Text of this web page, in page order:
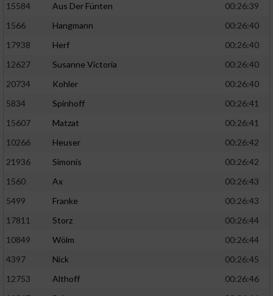
15584
Aus Der Fünten
00:26:39
1566
Hangmann
00:26:40
17938
Herf
00:26:40
12627
Susanne Victoria
00:26:40
20734
Kohler
00:26:40
5834
Spinhoff
00:26:41
15607
Matzat
00:26:41
10266
Heuser
00:26:42
21936
Simonis
00:26:42
1560
Ax
00:26:43
5499
Franke
00:26:43
17811
Storz
00:26:44
10849
Wölm
00:26:44
4397
Nick
00:26:45
12753
Althoff
00:26:46